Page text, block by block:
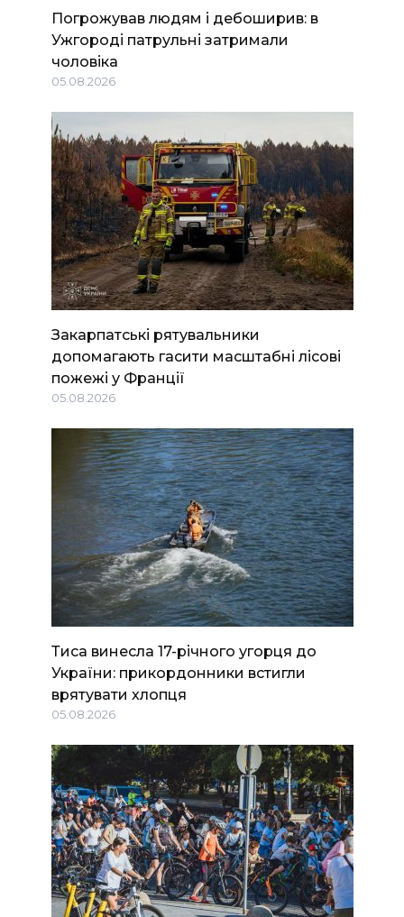
Погрожував людям і дебоширив: в
Ужгороді патрульні затримали
чоловіка
05.08.2026
Закарпатські рятувальники
допомагають гасити масштабні лісові
пожежі у Франції
05.08.2026
Тиса винесла 17-річного угорця до
України: прикордонники встигли
врятувати хлопця
05.08.2026